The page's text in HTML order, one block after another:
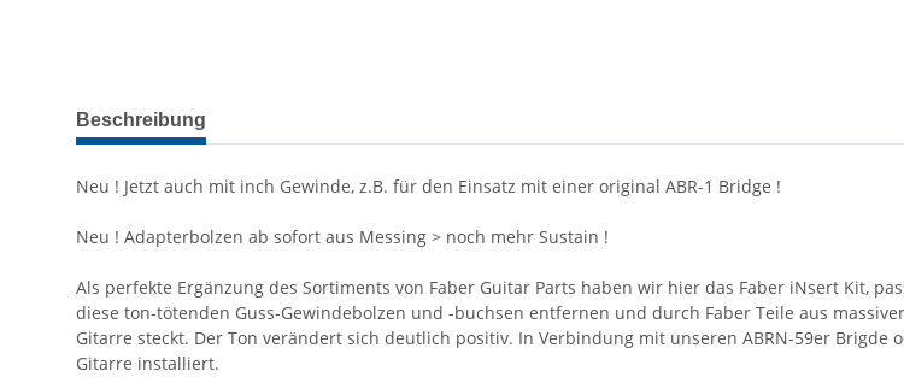
weitere Registerkarten anzeigen
Beschreibung
Neu ! Jetzt auch mit inch Gewinde, z.B. für den Einsatz mit einer original ABR-1 Bridge !
Neu ! Adapterbolzen ab sofort aus Messing > noch mehr Sustain !
Als perfekte Ergänzung des Sortiments von Faber Guitar Parts haben wir hier das Faber iNsert Kit,
diese ton-tötenden Guss-Gewindebolzen und -buchsen entfernen und durch Faber Teile aus
Gitarre steckt. Der Ton verändert sich deutlich positiv. In Verbindung mit unseren ABRN-59er
Gitarre installiert.